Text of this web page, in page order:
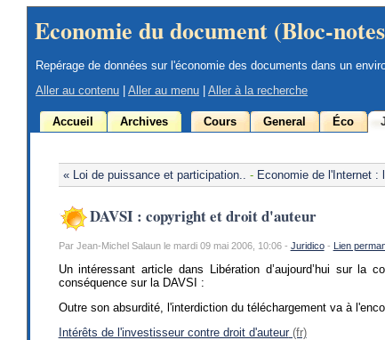
Economie du document (Bloc-
Repérage de données sur l'économie des documents dans un
Aller au contenu |Aller au menu |Aller à la recherche
Accueil Archives Cours General Éco
« Loi de puissance et participation.. - Economie de l'Internet :
DAVSI : copyright et droit d'auteur
Par Jean-Michel Salaun le mardi 09 mai 2006, 10:06 - Juridico- Lien
Un intéressant article dans Libération d’aujourd’hui sur la
conséquence sur la DAVSI :
Outre son absurdité, l'interdiction du téléchargement va à
Intérêts de l'investisseur contre droit d'auteur